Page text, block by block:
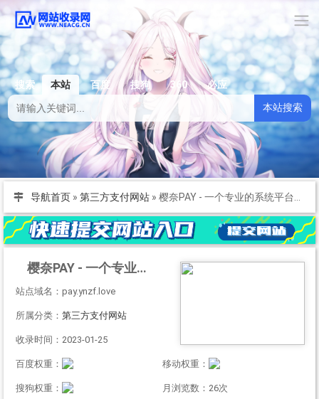
搜索 本站 百度 搜狗 360
必应
本站搜索
导航首页 » 第三方支付网站 »
樱奈PAY - 一个专业的系统平台开发商,值得一试
站点域名：pay.ynzf.love
所属分类： 第三方支付网站
收录时间：2023-01-25
百度权重： 移动权重：
搜狗权重： 月浏览数：26次